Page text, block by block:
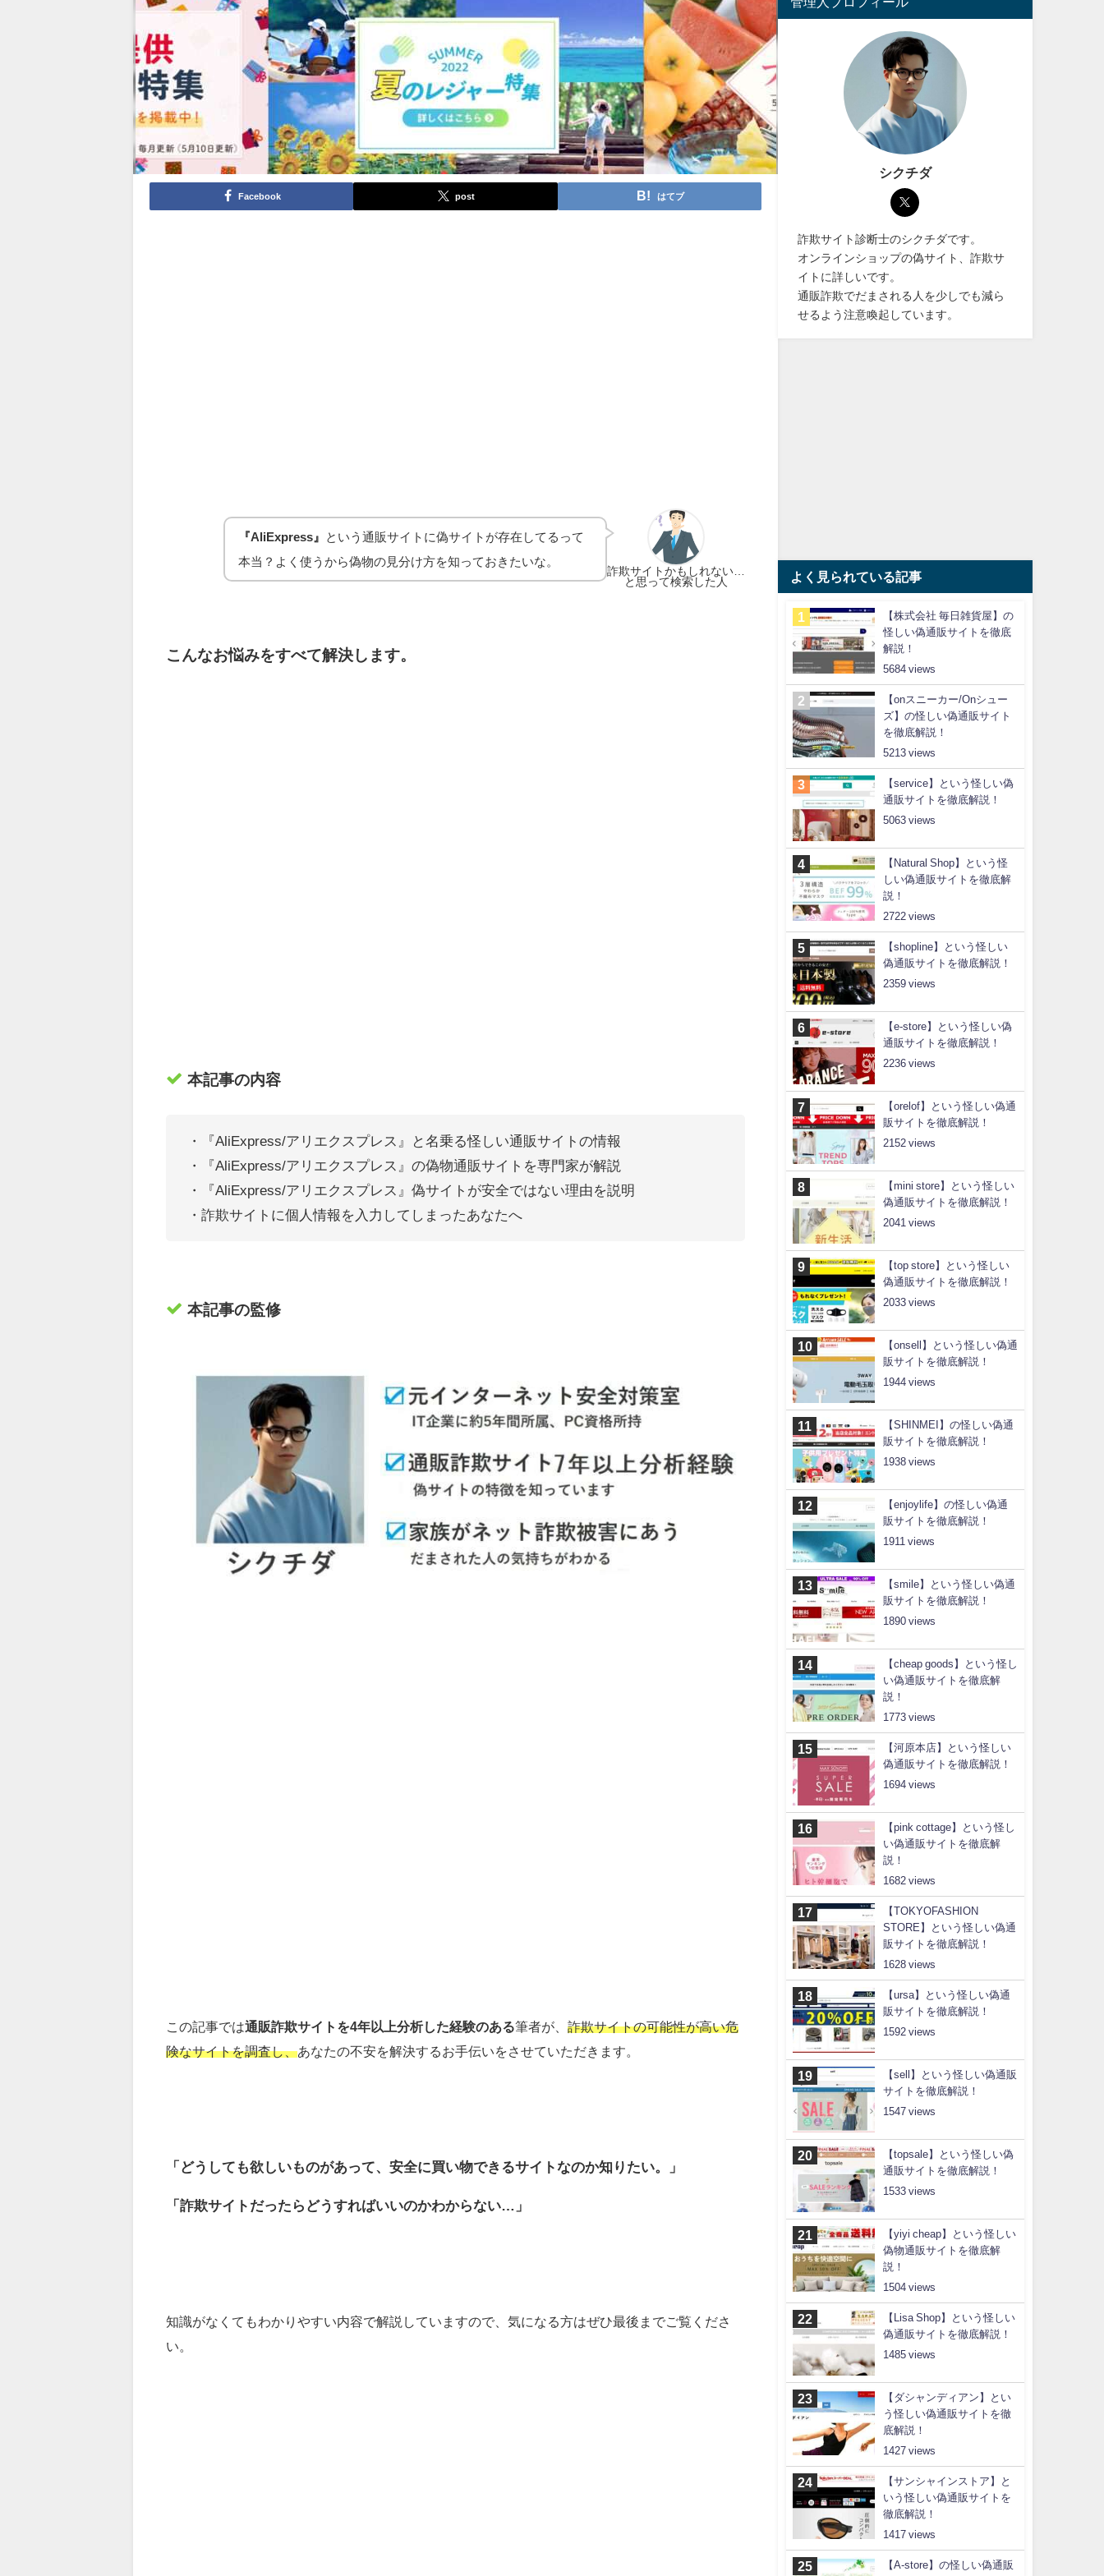
Facebook post はてブ
詐欺サイトかもしれない…
と思って検索した人
『AliExpress』
という通販サイトに偽サイトが存在してるって
本当？よく使うから偽物の見分け方を知っておきたいな。
こんなお悩みをすべて解決します。
本記事の内容
・『AliExpress/アリエクスプレス』
と名乗る怪しい通販サイトの情報
・『AliExpress/アリエクスプレス』の偽物通販サイトを専門家が解説
・『AliExpress/アリエクスプレス』偽サイトが安全ではない理由を説明
・詐欺サイトに個人情報を入力してしまったあなたへ
本記事の監修
この記事では通販詐欺サイトを4年以上分析した経験のある筆者が、詐欺サイトの可能性が高い危
険なサイトを調査し、あなたの不安を解決するお手伝いをさせていただきます。
「どうしても欲しいものがあって、安全に買い物できるサイトなのか知りたい。」
「詐欺サイトだったらどうすればいいのかわからない…」
知識がなくてもわかりやすい内容で解説していますので、気になる方はぜひ最後までご覧くださ
い。
シクチダ
詐欺サイト診断士のシクチダです。
オンラインショップの偽サイト、詐欺サ
イトに詳しいです。
通販詐欺でだまされる人を少しでも減ら
せるよう注意喚起しています。
よく見られている記事
【株式会社 毎日雑貨屋】の
怪しい偽通販サイトを徹底
解説！
5684
【onスニーカー/Onシュー
ズ】の怪しい偽通販サイト
を徹底解説！
5213
【service】という怪しい偽
通販サイトを徹底解説！
5063
【Natural Shop】という怪
しい偽通販サイトを徹底解
説！
2722
【shopline】という怪しい
偽通販サイトを徹底解説！
2359
【e-store】という怪しい偽
通販サイトを徹底解説！
2236
【orelof】という怪しい偽通
販サイトを徹底解説！
2152
【mini store】という怪しい
偽通販サイトを徹底解説！
2041
【top store】という怪しい
偽通販サイトを徹底解説！
2033
【onsell】という怪しい偽通
販サイトを徹底解説！
1944
【SHINMEI】の怪しい偽通
販サイトを徹底解説！
1938
【enjoylife】の怪しい偽通
販サイトを徹底解説！
1911
【smile】という怪しい偽通
販サイトを徹底解説！
1890
【cheap goods】という怪し
い偽通販サイトを徹底解
説！
1773
【河原本店】という怪しい
偽通販サイトを徹底解説！
1694
【pink cottage】という怪し
い偽通販サイトを徹底解
説！
1682
【TOKYOFASHION
STORE】という怪しい偽通
販サイトを徹底解説！
1628
【ursa】という怪しい偽通
販サイトを徹底解説！
1592
【sell】という怪しい偽通販
サイトを徹底解説！
1547
【topsale】という怪しい偽
通販サイトを徹底解説！
1533
【yiyi cheap】という怪しい
偽物通販サイトを徹底解
説！
1504
【Lisa Shop】という怪しい
偽通販サイトを徹底解説！
1485
【ダシャンディアン】とい
う怪しい偽通販サイトを徹
底解説！
1427
【サンシャインストア】と
いう怪しい偽通販サイトを
徹底解説！
1417
【A-store】の怪しい偽通販